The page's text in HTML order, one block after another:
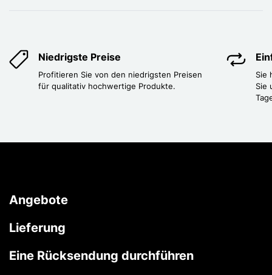
Niedrigste Preise
Profitieren Sie von den niedrigsten Preisen
für qualitativ hochwertige Produkte.
Sie
Sie
Angebote
Lieferung
Eine Rücksendung durchführen